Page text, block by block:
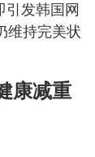
发韩国网
维持完美状
康减重